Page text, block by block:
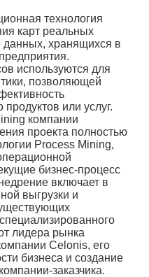
технология
карт реальных
данных, хранящихся в
используются для
позволяющей
или услуг.
компании
проекта полностью
Process Mining,
бизнес-процесс
включает в
выгрузки и
лидера рынка
Celonis, его
бизнеса и создание
заказчика.